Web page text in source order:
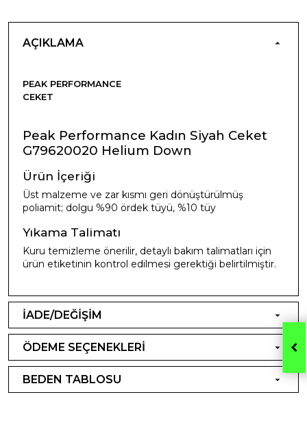
AÇIKLAMA
PEAK PERFORMANCE
CEKET
Peak Performance Kadın Siyah Ceket
G79620020 Helium Down
Ürün İçeriği
Üst malzeme ve zar kısmı geri dönüştürülmüş
poliamit; dolgu %90 ördek tüyü, %10 tüy
Yıkama Talimatı
Kuru temizleme önerilir, detaylı bakım talimatları için
ürün etiketinin kontrol edilmesi gerektiği belirtilmiştir.
İADE/DEĞİŞİM
ÖDEME SEÇENEKLERİ
BEDEN TABLOSU